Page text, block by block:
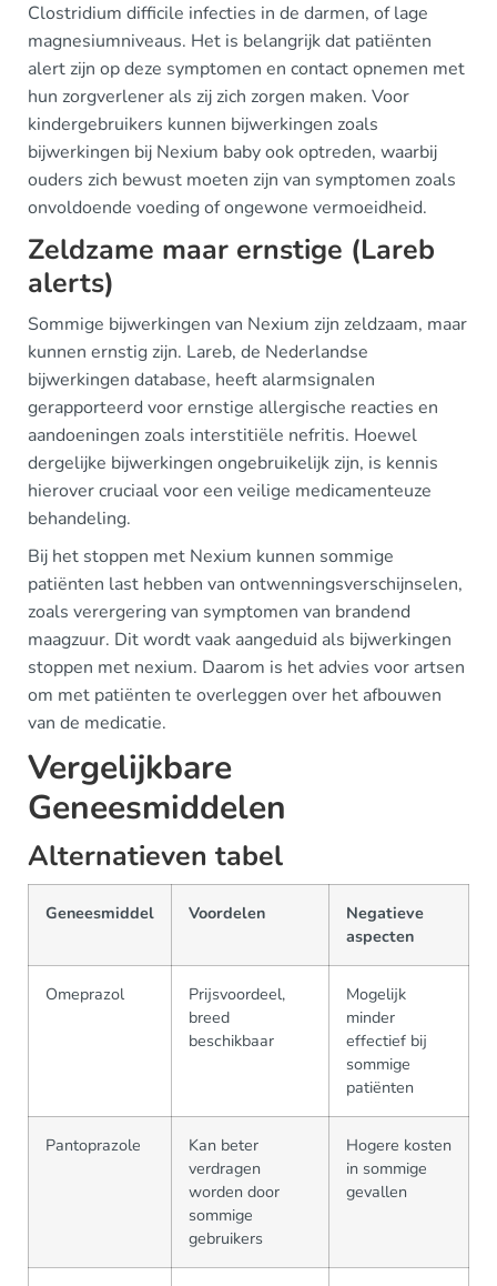
Clostridium difficile infecties in de darmen, of lage
magnesiumniveaus. Het is belangrijk dat patiënten
alert zijn op deze symptomen en contact opnemen met
hun zorgverlener als zij zich zorgen maken. Voor
kindergebruikers kunnen bijwerkingen zoals
bijwerkingen bij Nexium baby ook optreden, waarbij
ouders zich bewust moeten zijn van symptomen zoals
onvoldoende voeding of ongewone vermoeidheid.
Zeldzame maar ernstige (Lareb
alerts)
Sommige bijwerkingen van Nexium zijn zeldzaam, maar
kunnen ernstig zijn. Lareb, de Nederlandse
bijwerkingen database, heeft alarmsignalen
gerapporteerd voor ernstige allergische reacties en
aandoeningen zoals interstitiële nefritis. Hoewel
dergelijke bijwerkingen ongebruikelijk zijn, is kennis
hierover cruciaal voor een veilige medicamenteuze
behandeling.
Bij het stoppen met Nexium kunnen sommige
patiënten last hebben van ontwenningsverschijnselen,
zoals verergering van symptomen van brandend
maagzuur. Dit wordt vaak aangeduid als bijwerkingen
stoppen met nexium. Daarom is het advies voor artsen
om met patiënten te overleggen over het afbouwen
van de medicatie.
Vergelijkbare
Geneesmiddelen
Alternatieven tabel
Geneesmiddel Voordelen
Negatieve
aspecten
Omeprazol
Prijsvoordeel,
breed
beschikbaar
Mogelijk
minder
effectief bij
sommige
patiënten
Pantoprazole
Kan beter
verdragen
worden door
sommige
gebruikers
Hogere kosten
in sommige
gevallen